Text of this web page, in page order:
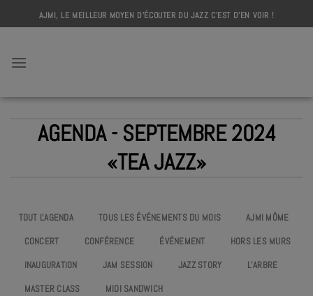
to
AJMI, LE MEILLEUR MOYEN D'ÉCOUTER DU JAZZ C'EST D'EN VOIR !
AGENDA - SEPTEMBRE 2024
«TEA JAZZ»
TOUT L'AGENDA TOUS LES ÉVÉNEMENTS DU MOIS
AJMI MÔME
CONCERT
CONFÉRENCE ÉVÉNEMENT
HORS LES MURS
INAUGURATION
JAM SESSION JAZZ STORY
L’ARBRE
MASTER CLASS
MIDI SANDWICH